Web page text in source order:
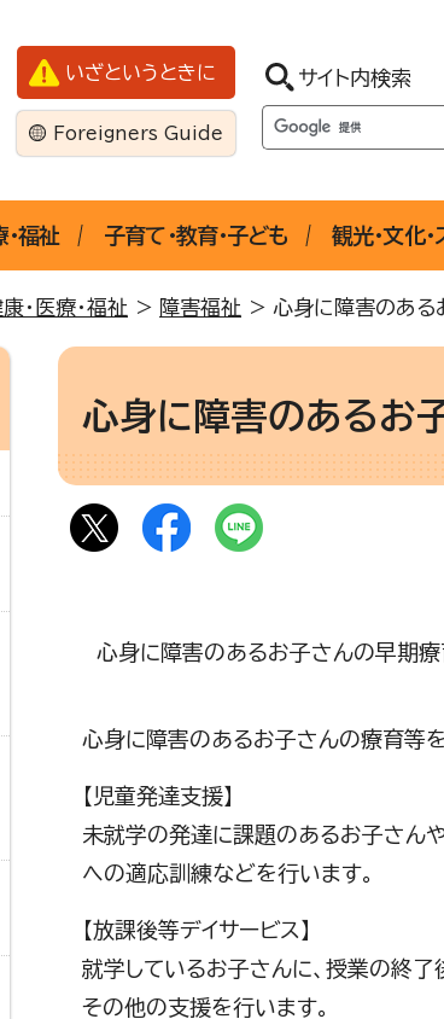
いざというときに
Foreigners Guide
サイト内検索
・福祉 子育て・教育・子ども 観光・文化
・医療・福祉 > 障害福祉 > 心身に障害のある
心身に障害のあるお
心身に障害のあるお子さんの早期療
心身に障害のあるお子さんの療育等
【児童発達支援】
未就学の発達に課題のあるお子さん
への適応訓練などを行います。
【放課後等デイサービス】
就学しているお子さんに、授業の終
その他の支援を行います。